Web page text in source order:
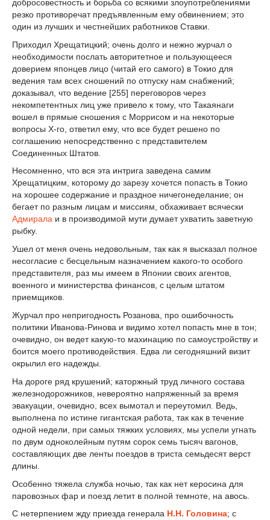
добросовестность и борьба со всякими злоупотреблениями
резко противоречат предъявленным ему обвинением; это
один из лучших и честнейших работников Ставки.
Приходил Хрещатицкий; очень долго и нежно журчал о
необходимости послать авторитетное и пользующееся
доверием японцев лицо (читай его самого) в Токио для
ведения там всех сношений по отпуску нам снабжений;
доказывал, что ведение [255] переговоров через
некомпетентных лиц уже привело к тому, что Такаянаги
вошел в прямые сношения с Моррисом и на некоторые
вопросы X-го, ответил ему, что все будет решено по
соглашению непосредственно с представителем
Соединенных Штатов.
Несомненно, что вся эта интрига заведена самим
Хрещатицким, которому до зарезу хочется попасть в Токио
на хорошее содержание и праздное ничегонеделание; он
бегает по разным лицам и миссиям, обхаживает всячески
Адмирала и в производимой мути думает ухватить заветную
рыбку.
Ушел от меня очень недовольным, так как я высказал полное
несогласие с бесцельным назначением какого-то особого
представителя, раз мы имеем в Японии своих агентов,
военного и министерства финансов, с целым штатом
приемщиков.
Журчал про непригодность Розанова, про ошибочность
политики Иванова-Ринова и видимо хотел попасть мне в тон;
очевидно, он ведет какую-то махинацию по самоустройству и
боится моего противодействия. Едва ли сегодняшний визит
окрылил его надежды.
На дороге ряд крушений; каторжный труд личного состава
железнодорожников, невероятно напряженный за время
эвакуации, очевидно, всех вымотал и переутомил. Ведь,
выполнена по истине гигантская работа, так как в течение
одной недели, при самых тяжких условиях, мы успели угнать
по двум одноколейным путям сорок семь тысяч вагонов,
составляющих две ленты поездов в триста семьдесят верст
длины.
Особенно тяжела служба ночью, так как нет керосина для
паровозных фар и поезд летит в полной темноте, на авось.
С нетерпением жду приезда генерала Н.Н. Головина; с